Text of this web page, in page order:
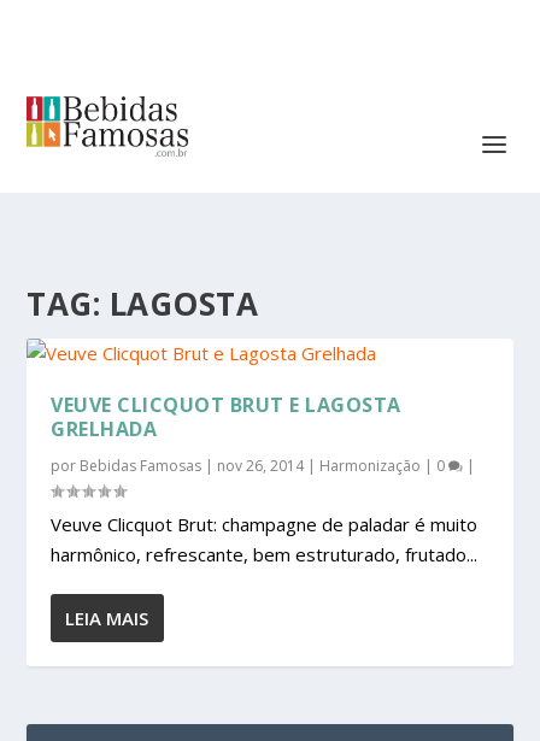
TAG: LAGOSTA
VEUVE CLICQUOT BRUT E LAGOSTA
GRELHADA
por Bebidas Famosas | nov 26, 2014| Harmonização | 0 |
Veuve Clicquot Brut: champagne de paladar é muito
harmônico, refrescante, bem estruturado, frutado...
LEIA MAIS